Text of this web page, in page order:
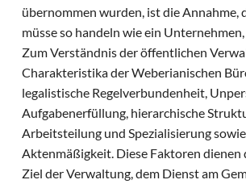
übernommen wurden, ist die Annahme,
müsse so handeln wie ein
Zum Verständnis der öffentlichen
Charakteristika der Weberianischen
legalistische Regelverbundenheit,
Aufgabenerfüllung, hierarchische
Arbeitsteilung und Spezialisierung
Aktenmäßigkeit. Diese Faktoren dienen
Ziel der Verwaltung, dem Dienst am